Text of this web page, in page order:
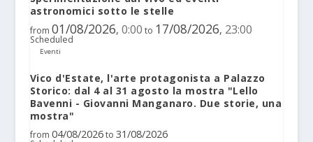
astronomici sotto le stelle
from 01/08/2026, 0:00 to 17/08/2026, 23:00
Scheduled
Eventi
Vico d'Estate, l'arte protagonista a Palazzo
Storico: dal 4 al 31 agosto la mostra "Lello
Bavenni - Giovanni Manganaro. Due storie, una
mostra"
from 04/08/2026 to 31/08/2026